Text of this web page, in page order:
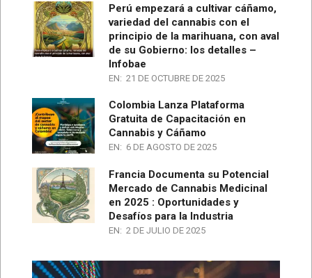
Perú empezará a cultivar cáñamo,
variedad del cannabis con el
principio de la marihuana, con aval
de su Gobierno: los detalles –
Infobae
EN: 21 DE OCTUBRE DE 2025
Colombia Lanza Plataforma
Gratuita de Capacitación en
Cannabis y Cáñamo
EN: 6 DE AGOSTO DE 2025
Francia Documenta su Potencial
Mercado de Cannabis Medicinal
en 2025 : Oportunidades y
Desafíos para la Industria
EN: 2 DE JULIO DE 2025